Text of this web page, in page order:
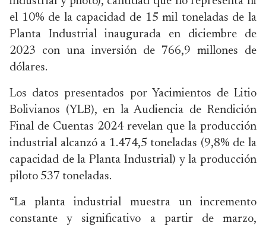
el 10% de la capacidad de 15 mil toneladas de la
Planta Industrial inaugurada en diciembre de
2023 con una inversión de 766,9 millones de
dólares.
Los datos presentados por Yacimientos de Litio
Bolivianos (YLB), en la Audiencia de Rendición
Final de Cuentas 2024 revelan que la producción
industrial alcanzó a 1.474,5 toneladas (9,8% de la
capacidad de la Planta Industrial) y la producción
piloto 537 toneladas.
“La planta industrial muestra un incremento
constante y significativo a partir de marzo,